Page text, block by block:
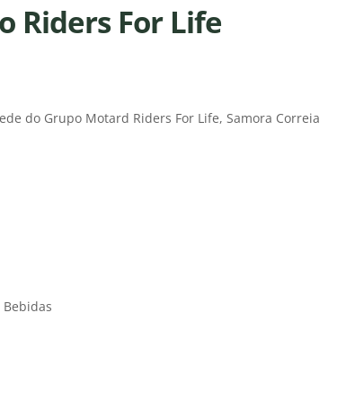
Riders For Life
do Grupo Motard Riders For Life, Samora Correia
Bebidas